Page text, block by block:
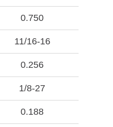
0.750
11/16-16
0.256
1/8-27
0.188